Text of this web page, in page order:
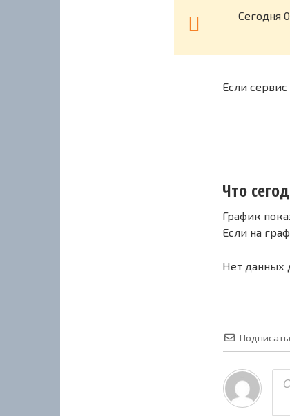
Cегодня
Если
Что
График
Если на
Нет данных